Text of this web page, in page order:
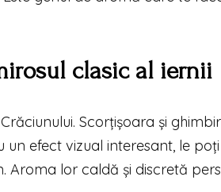
clasic al iernii
Scorțișoara și
un efect vizual interesant, le
Aroma lor caldă și discretă